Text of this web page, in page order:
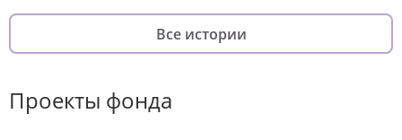
Все истории
Проекты фонда